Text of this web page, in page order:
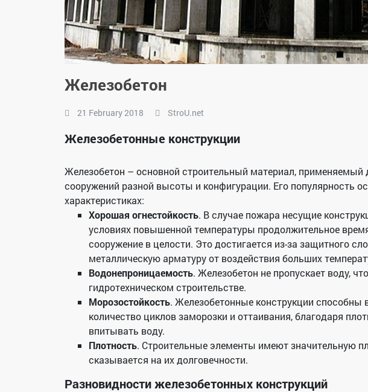
Железобетон
21 February 2018 StroU.net
Железобетонные конструкции
Железобетон – основной строительный материал, применяемый
сооружений разной высоты и конфигурации. Его популярность
характеристиках:
Хорошая огнестойкость. В случае пожара несущие
условиях повышенной температуры продолжительное
сооружение в целости. Это достигается из-за защитного
металлическую арматуру от воздействия больших
Водонепроницаемость. Железобетон не пропускает воду,
гидротехническом строительстве.
Морозостойкость. Железобетонные конструкции
количество циклов заморозки и оттаивания, благодаря
впитывать воду.
Плотность. Строительные элементы имеют значительную
сказывается на их долговечности.
Разновидности железобетонных конструкций